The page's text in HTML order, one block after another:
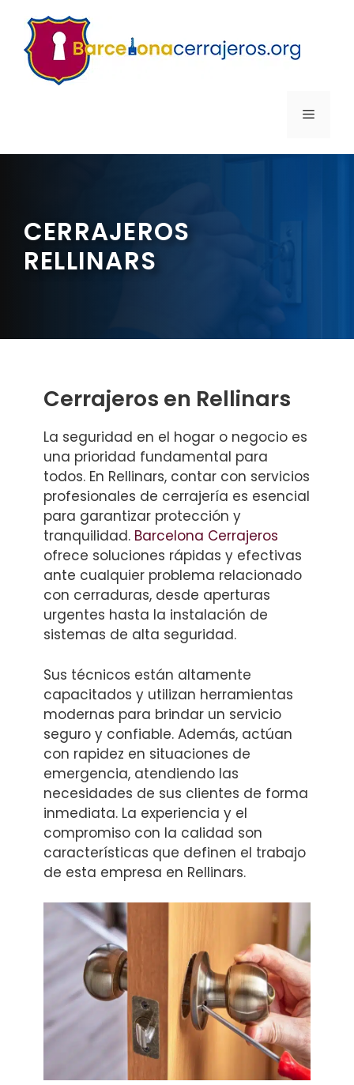
contenido
MENÚ
CERRAJEROS
RELLINARS
Cerrajeros en Rellinars
La seguridad en el hogar o negocio es
una prioridad fundamental para
todos. En Rellinars, contar con servicios
profesionales de cerrajería es esencial
para garantizar protección y
tranquilidad. Barcelona Cerrajeros
ofrece soluciones rápidas y efectivas
ante cualquier problema relacionado
con cerraduras, desde aperturas
urgentes hasta la instalación de
sistemas de alta seguridad.
Sus técnicos están altamente
capacitados y utilizan herramientas
modernas para brindar un servicio
seguro y confiable. Además, actúan
con rapidez en situaciones de
emergencia, atendiendo las
necesidades de sus clientes de forma
inmediata. La experiencia y el
compromiso con la calidad son
características que definen el trabajo
de esta empresa en Rellinars.